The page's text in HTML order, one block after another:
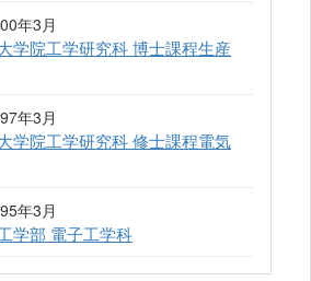
年3月
学院工学研究科 博士課程生産
年3月
学院工学研究科 修士課程電気
年3月
学部 電子工学科